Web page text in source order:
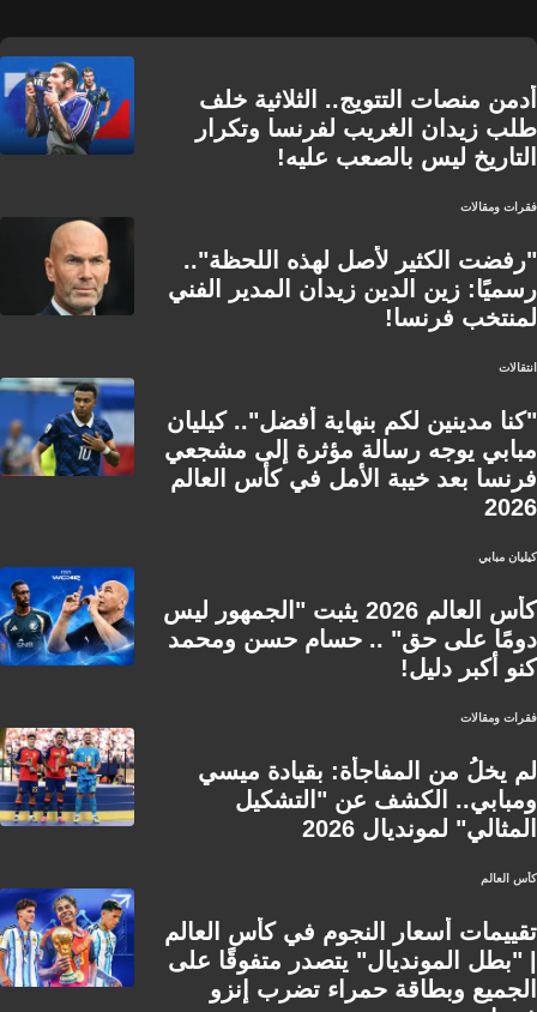
أدمن منصات التتويج.. الثلاثية خلف
طلب زيدان الغريب لفرنسا وتكرار
التاريخ ليس بالصعب عليه!
فقرات ومقالات
"رفضت الكثير لأصل لهذه اللحظة"..
رسميًا: زين الدين زيدان المدير الفني
لمنتخب فرنسا!
انتقالات
"كنا مدينين لكم بنهاية أفضل".. كيليان
مبابي يوجه رسالة مؤثرة إلى مشجعي
فرنسا بعد خيبة الأمل في كأس العالم
2026
كيليان مبابي
كأس العالم 2026 يثبت "الجمهور ليس
دومًا على حق" .. حسام حسن ومحمد
كنو أكبر دليل!
فقرات ومقالات
لم يخلُ من المفاجأة: بقيادة ميسي
ومبابي.. الكشف عن "التشكيل
المثالي" لمونديال 2026
كأس العالم
تقييمات أسعار النجوم في كأس العالم
| "بطل المونديال" يتصدر متفوقًا على
الجميع وبطاقة حمراء تضرب إنزو